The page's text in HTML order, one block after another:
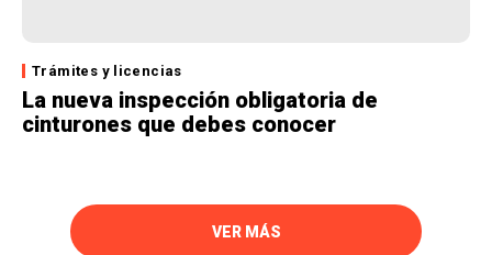
Trámites y licencias
La nueva inspección obligatoria de
cinturones que debes conocer
VER MÁS